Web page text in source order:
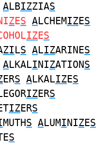
ALBIZZIAS
ZES ALCHEMIZES
IZES
ZILS ALIZARINES
ALKALINIZATIONS
ERS ALKALIZES
IZERS
IZERS
MUTHS ALUMINIZES
S